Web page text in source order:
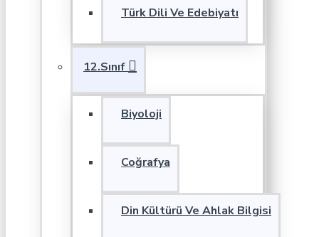
Türk Dili Ve Edebiyatı
12.Sınıf
Biyoloji
Coğrafya
Din Kültürü Ve Ahlak Bilgisi